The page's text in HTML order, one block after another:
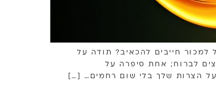
חייבים להכאיב? תודה על
לברוח; אחת סיפרה על
הצרות שלך בלי שום רחמים… […]